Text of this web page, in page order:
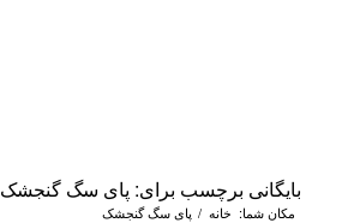
بایگانی برچسب برای: پای سگ گنجشک
مکان شما: خانه / پای سگ گنجشک